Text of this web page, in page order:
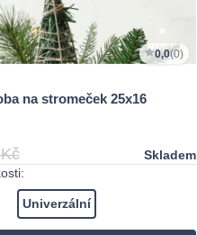
0,0(0)
na stromeček 25x16
Skladem
Univerzální